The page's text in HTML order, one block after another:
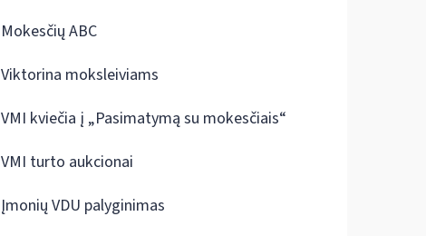
Mokesčių ABC
Viktorina moksleiviams
VMI kviečia į „Pasimatymą su mokesčiais“
VMI turto aukcionai
Įmonių VDU palyginimas